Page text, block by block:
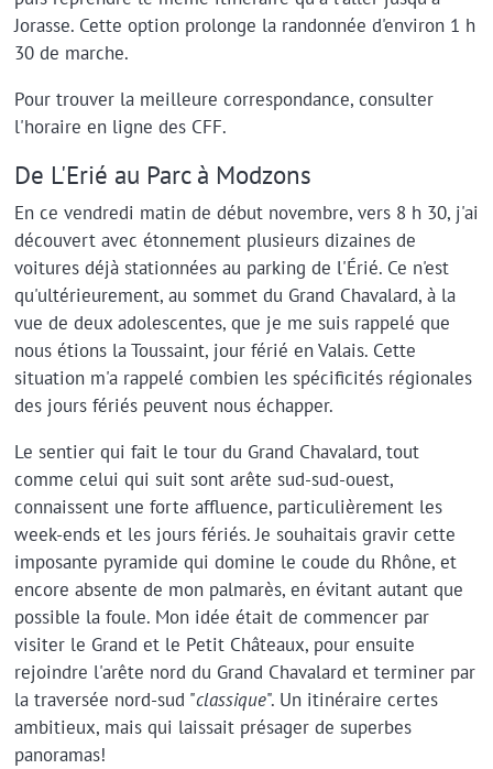
Jorasse. Cette option prolonge la randonnée d'environ 1 h
30 de marche.
Pour trouver la meilleure correspondance, consulter
l'horaire en ligne des CFF.
De L'Erié au Parc à Modzons
En ce vendredi matin de début novembre, vers 8 h 30, j'ai
découvert avec étonnement plusieurs dizaines de
voitures déjà stationnées au parking de l'Érié. Ce n'est
qu'ultérieurement, au sommet du Grand Chavalard, à la
vue de deux adolescentes, que je me suis rappelé que
nous étions la Toussaint, jour férié en Valais. Cette
situation m'a rappelé combien les spécificités régionales
des jours fériés peuvent nous échapper.
Le sentier qui fait le tour du Grand Chavalard, tout
comme celui qui suit sont arête sud-sud-ouest,
connaissent une forte affluence, particulièrement les
week-ends et les jours fériés. Je souhaitais gravir cette
imposante pyramide qui domine le coude du Rhône, et
encore absente de mon palmarès, en évitant autant que
possible la foule. Mon idée était de commencer par
visiter le Grand et le Petit Châteaux, pour ensuite
rejoindre l'arête nord du Grand Chavalard et terminer par
la traversée nord-sud "classique". Un itinéraire certes
ambitieux, mais qui laissait présager de superbes
panoramas!